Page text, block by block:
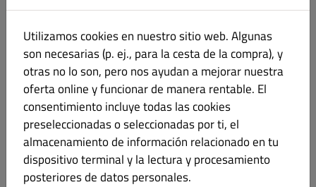
Apertura Entrega a domicilio
lunes CERRADO CERRADO CERRADO
martes CERRADO CERRADO CERRADO
miércoles CERRADO CERRADO
jueves CERRADO CERRADO CERRADO
Utilizamos cookies en nuestro sitio web. Algunas
son necesarias (p. ej., para la cesta de la compra), y
otras no lo son, pero nos ayudan a mejorar nuestra
oferta online y funcionar de manera rentable. El
consentimiento incluye todas las cookies
preseleccionadas o seleccionadas por ti, el
almacenamiento de información relacionado en tu
dispositivo terminal y la lectura y procesamiento
posteriores de datos personales.